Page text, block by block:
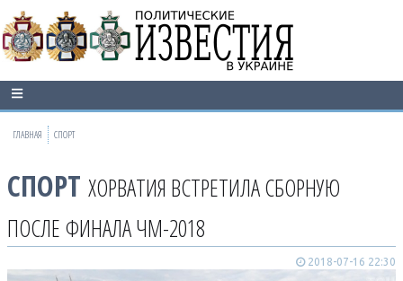
ГЛАВНАЯ СПОРТ
СПОРТ ХОРВАТИЯ ВСТРЕТИЛА СБОРНУЮ
ПОСЛЕ ФИНАЛА ЧМ-2018
2018-07-16 22:30